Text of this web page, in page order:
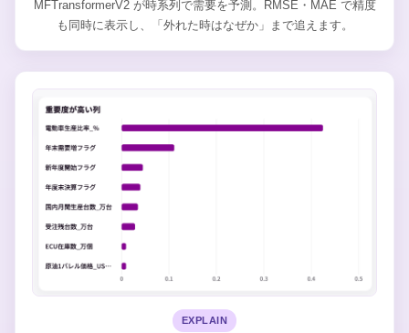
MFTransformerV2 が時系列で需要を予測。RMSE・MAE で精度
も同時に表示し、「外れた時はなぜか」まで追えます。
EXPLAIN